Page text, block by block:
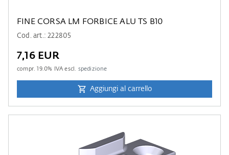
FINE CORSA LM FORBICE ALU TS B10
Cod. art.: 222805
7,16 EUR
compr.19.0% IVA escl. spedizione
Aggiungi al carrello